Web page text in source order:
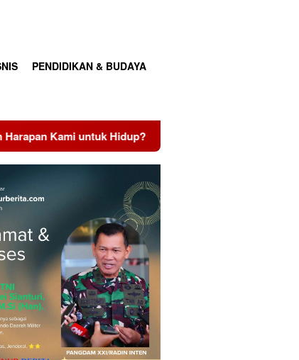
PENDIDIKAN & BUDAYA
Perkuat Transformasi Layanan, PLN UID Riau